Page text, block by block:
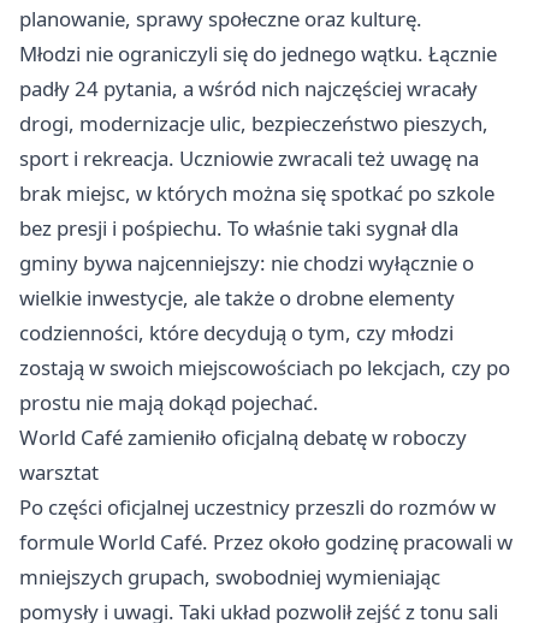
planowanie, sprawy społeczne oraz kulturę.
Młodzi nie ograniczyli się do jednego wątku. Łącznie
padły 24 pytania, a wśród nich najczęściej wracały
drogi, modernizacje ulic, bezpieczeństwo pieszych,
sport i rekreacja. Uczniowie zwracali też uwagę na
brak miejsc, w których można się spotkać po szkole
bez presji i pośpiechu. To właśnie taki sygnał dla
gminy bywa najcenniejszy: nie chodzi wyłącznie o
wielkie inwestycje, ale także o drobne elementy
codzienności, które decydują o tym, czy młodzi
zostają w swoich miejscowościach po lekcjach, czy po
prostu nie mają dokąd pojechać.
World Café zamieniło oficjalną debatę w roboczy
warsztat
Po części oficjalnej uczestnicy przeszli do rozmów w
formule World Café. Przez około godzinę pracowali w
mniejszych grupach, swobodniej wymieniając
pomysły i uwagi. Taki układ pozwolił zejść z tonu sali